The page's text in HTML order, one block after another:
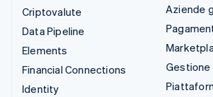
Criptovalute
Data Pipeline
Elements
Financial Connections
Identity
Aziende
Gestione